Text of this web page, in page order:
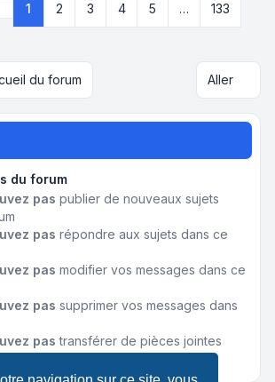
1 sur133
1 2 3 4 5 …
133
du forum Aller
du forum
pas publier de nouveaux sujets
pas répondre aux sujets dans ce
pas modifier vos messages dans ce
pas supprimer vos messages dans
pas transférer de pièces jointes